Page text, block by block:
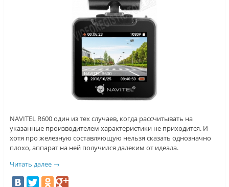
NAVITEL R600 один из тех случаев, когда рассчитывать на
указанные производителем характеристики не приходится. И
хотя про железную составляющую нельзя сказать однозначно
плохо, аппарат на ней получился далеким от идеала.
Читать далее →